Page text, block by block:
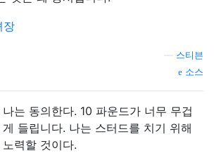
스티븐
소스
나는 동의한다. 10 파운드가 너무 무겁
게 들립니다. 나는 스터드를 치기 위해
노력할 것이다.